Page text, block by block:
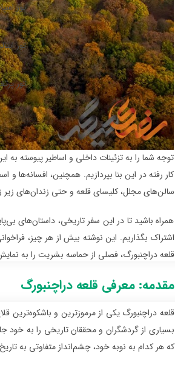
تور
تور
تور
توجه شما را به تزئینات داخلی و اساطیر پیوسته
کار رفته در این بنا بپردازیم. همچنین،
سالن‌های مجلل، کلیسای قلعه و حتی زندان‌های زیر
همراه باشید تا در این سفر تاریخی، داستان‌های
اشتراک بگذاریم. این نوشته بیش از هر چیز،
قلعه دراچنبورگ، فصلی از حماسه بشریت را به
مقدمه: معرفی قلعه دراچنبورگ
قلعه دراچنبورگ یکی از مرموزترین و باشکوه‌ترین
بسیاری از گردشگران و محققان تاریخی را به خود
که هر کدام به نوبه خود، چشم‌انداز متفاوتی به